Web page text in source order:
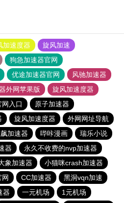
加速度器
旋风加速
狗急加速器官网
优途加速器官网
风驰加速器
外网苹果版
旋风加速度器
入口
原子加速器
旋风加速度器
外网网址导航
加速器 哔咔漫画
瑞乐小说
器
永久不收费的nvp加速器
象加速器
小猫咪crash加速器
网 CC加速器
黑洞vqn加速
器 一元机场 1元机场